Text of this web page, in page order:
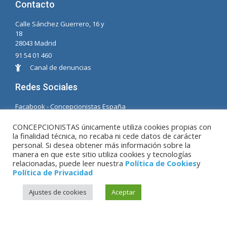
Contacto
Calle Sánchez Guerrero, 16 y
18
28043 Madrid
91 54 01 460
Canal de denuncias
Redes Sociales
Facabook - Concepcionistas España
© Copyright MM. Concepcionistas. Desarrollado
por LC. S.L.
Aviso Legal|Política de Privacidad
CONCEPCIONISTAS únicamente utiliza cookies propias con
la finalidad técnica, no recaba ni cede datos de carácter
personal. Si desea obtener más información sobre la
manera en que este sitio utiliza cookies y tecnologías
relacionadas, puede leer nuestra Política de Cookiesy
Política de Privacidad
Ajustes de cookies Aceptar